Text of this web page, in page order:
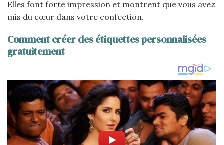
Elles font forte impression et montrent que vous avez
mis du cœur dans votre confection.
Comment créer des étiquettes personnalisées
gratuitement